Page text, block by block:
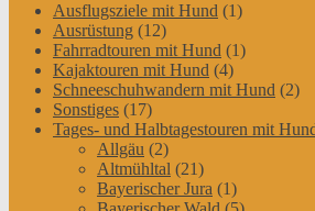
Ausflugsziele mit Hund (1)
Ausrüstung (12)
Fahrradtouren mit Hund (1)
Kajaktouren mit Hund (4)
Schneeschuhwandern mit Hund (2)
Sonstiges (17)
Tages- und Halbtagestouren mit
Allgäu (2)
Altmühltal (21)
Bayerischer Jura (1)